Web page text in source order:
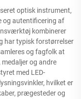
optisk instrument,
og autentificering af
kombinerer
har typisk forstørrelser
og fagfolk at
og andre
med LED-
hvilket er
prægesteder og